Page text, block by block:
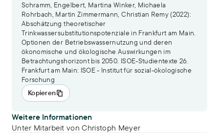
Schramm, Engelbert, Martina Winker, Michaela
Rohrbach, Martin Zimmermann, Christian Remy (2022):
Abschätzung theoretischer
Trinkwassersubstitutionspotenziale in Frankfurt am Main.
Optionen der Betriebswassernutzung und deren
ökonomische und ökologische Auswirkungen im
Betrachtungshorizont bis 2050. ISOE-Studientexte 26.
Frankfurt am Main: ISOE - Institut für sozial-ökologische
Forschung
Kopieren
Weitere Informationen
Unter Mitarbeit von Christoph Meyer